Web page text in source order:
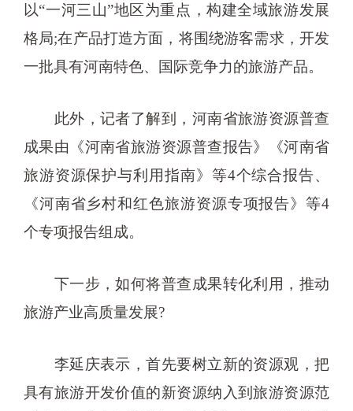
以“一河三山”地区为重点，构建全域旅游发展
格局;在产品打造方面，将围绕游客需求，开发
一批具有河南特色、国际竞争力的旅游产品。
此外，记者了解到，河南省旅游资源普查
成果由《河南省旅游资源普查报告》《河南省
旅游资源保护与利用指南》等4个综合报告、
《河南省乡村和红色旅游资源专项报告》等4
个专项报告组成。
下一步，如何将普查成果转化利用，推动
旅游产业高质量发展?
李延庆表示，首先要树立新的资源观，把
具有旅游开发价值的新资源纳入到旅游资源范